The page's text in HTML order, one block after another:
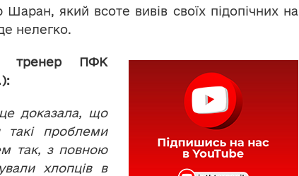
який всоте вивів своїх підопічних на
нелегко.
тренер ПФК
доказала, що
проблеми
так, з повною
хлопців в